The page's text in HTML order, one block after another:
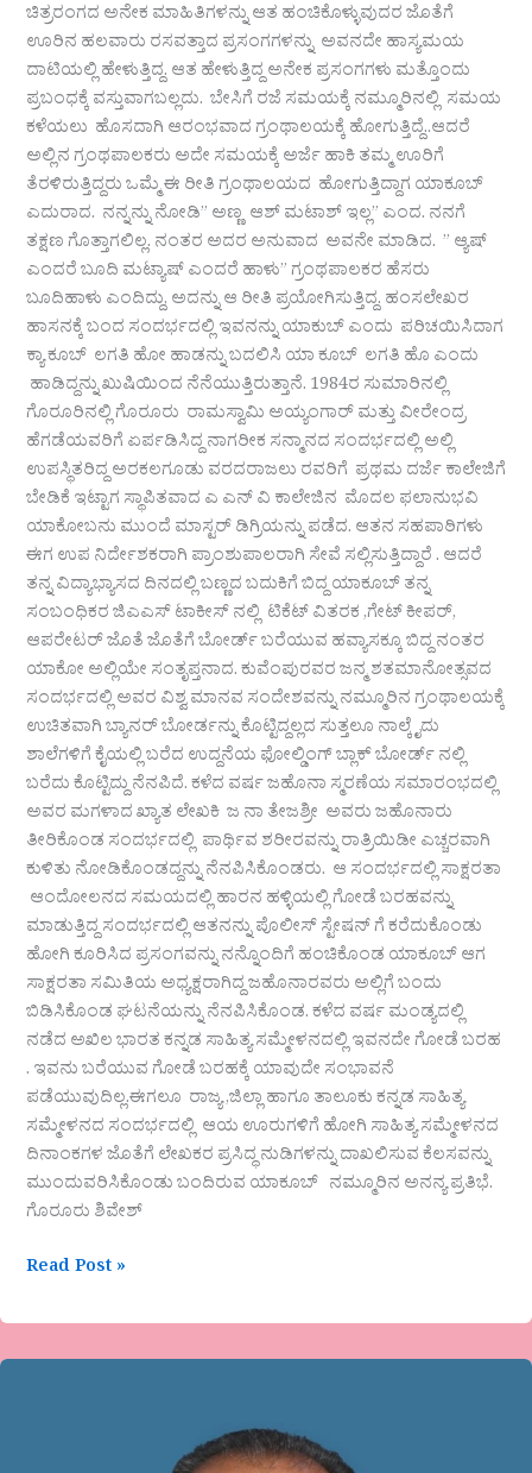
ಚಿತ್ರರಂಗದ ಅನೇಕ ಮಾಹಿತಿಗಳನ್ನು ಆತ ಹಂಚಿಕೊಳ್ಳುವುದರ ಜೊತೆಗೆ
ಊರಿನ ಹಲವಾರು ರಸವತ್ತಾದ ಪ್ರಸಂಗಗಳನ್ನು ಅವನದೇ ಹಾಸ್ಯಮಯ
ದಾಟಿಯಲ್ಲಿ ಹೇಳುತ್ತಿದ್ದ. ಆತ ಹೇಳುತ್ತಿದ್ದ ಅನೇಕ ಪ್ರಸಂಗಗಳು ಮತ್ತೊಂದು
ಪ್ರಬಂಧಕ್ಕೆ ವಸ್ತುವಾಗಬಲ್ಲದು. ಬೇಸಿಗೆ ರಜೆ ಸಮಯಕ್ಕೆ ನಮ್ಮೂರಿನಲ್ಲಿ ಸಮಯ
ಕಳೆಯಲು ಹೊಸದಾಗಿ ಆರಂಭವಾದ ಗ್ರಂಥಾಲಯಕ್ಕೆ ಹೋಗುತ್ತಿದ್ದೆ..ಆದರೆ
ಅಲ್ಲಿನ ಗ್ರಂಥಪಾಲಕರು ಅದೇ ಸಮಯಕ್ಕೆ ಅರ್ಜೆ ಹಾಕಿ ತಮ್ಮ ಊರಿಗೆ
ತೆರಳಿರುತ್ತಿದ್ದರು ಒಮ್ಮೆ ಈ ರೀತಿ ಗ್ರಂಥಾಲಯದ ಹೋಗುತ್ತಿದ್ದಾಗ ಯಾಕೂಬ್
ಎದುರಾದ. ನನ್ನನ್ನು ನೋಡಿ” ಅಣ್ಣ ಆಶ್ ಮಟಾಶ್ ಇಲ್ಲ” ಎಂದ. ನನಗೆ
ತಕ್ಷಣ ಗೊತ್ತಾಗಲಿಲ್ಲ. ನಂತರ ಅದರ ಅನುವಾದ ಅವನೇ ಮಾಡಿದ. ” ಆ್ಯಷ್
ಎಂದರೆ ಬೂದಿ ಮಟ್ಯಾಷ್ ಎಂದರೆ ಹಾಳು” ಗ್ರಂಥಪಾಲಕರ ಹೆಸರು
ಬೂದಿಹಾಳು ಎಂದಿದ್ದು, ಅದನ್ನು ಆ ರೀತಿ ಪ್ರಯೋಗಿಸುತ್ತಿದ್ದ. ಹಂಸಲೇಖರ
ಹಾಸನಕ್ಕೆ ಬಂದ ಸಂದರ್ಭದಲ್ಲಿ ಇವನನ್ನು ಯಾಕುಬ್ ಎಂದು ಪರಿಚಯಿಸಿದಾಗ
ಕ್ಯಾ ಕೂಬ್ ಲಗತಿ ಹೋ ಹಾಡನ್ನು ಬದಲಿಸಿ ಯಾ ಕೂಬ್ ಲಗತಿ ಹೊ ಎಂದು
ಹಾಡಿದ್ದನ್ನು ಖುಷಿಯಿಂದ ನೆನೆಯುತ್ತಿರುತ್ತಾನೆ. 1984ರ ಸುಮಾರಿನಲ್ಲಿ
ಗೊರೂರಿನಲ್ಲಿ ಗೊರೂರು ರಾಮಸ್ವಾಮಿ ಅಯ್ಯಂಗಾರ್ ಮತ್ತು ವೀರೇಂದ್ರ
ಹೆಗಡೆಯವರಿಗೆ ಏರ್ಪಡಿಸಿದ್ದ ನಾಗರೀಕ ಸನ್ಮಾನದ ಸಂದರ್ಭದಲ್ಲಿ ಅಲ್ಲಿ
ಉಪಸ್ಥಿತರಿದ್ದ ಅರಕಲಗೂಡು ವರದರಾಜಲು ರವರಿಗೆ ಪ್ರಥಮ ದರ್ಜೆ ಕಾಲೇಜಿಗೆ
ಬೇಡಿಕೆ ಇಟ್ಟಾಗ ಸ್ಥಾಪಿತವಾದ ಎ ಎನ್ ವಿ ಕಾಲೇಜಿನ ಮೊದಲ ಫಲಾನುಭವಿ
ಯಾಕೋಬನು ಮುಂದೆ ಮಾಸ್ಟರ್ ಡಿಗ್ರಿಯನ್ನು ಪಡೆದ. ಆತನ ಸಹಪಾಠಿಗಳು
ಈಗ ಉಪ ನಿರ್ದೇಶಕರಾಗಿ ಪ್ರಾಂಶುಪಾಲರಾಗಿ ಸೇವೆ ಸಲ್ಲಿಸುತ್ತಿದ್ದಾರೆ . ಆದರೆ
ತನ್ನ ವಿದ್ಯಾಭ್ಯಾಸದ ದಿನದಲ್ಲಿ ಬಣ್ಣದ ಬದುಕಿಗೆ ಬಿದ್ದ ಯಾಕೂಬ್ ತನ್ನ
ಸಂಬಂಧಿಕರ ಜಿಎಎಸ್ ಟಾಕೀಸ್ ನಲ್ಲಿ ಟಿಕೆಟ್ ವಿತರಕ ,ಗೇಟ್ ಕೀಪರ್,
ಆಪರೇಟರ್ ಜೊತೆ ಜೊತೆಗೆ ಬೋರ್ಡ್ ಬರೆಯುವ ಹವ್ಯಾಸಕ್ಕೂ ಬಿದ್ದ ನಂತರ
ಯಾಕೋ ಅಲ್ಲಿಯೇ ಸಂತೃಪ್ತನಾದ. ಕುವೆಂಪುರವರ ಜನ್ಮ ಶತಮಾನೋತ್ಸವದ
ಸಂದರ್ಭದಲ್ಲಿ ಅವರ ವಿಶ್ವ ಮಾನವ ಸಂದೇಶವನ್ನು ನಮ್ಮೂರಿನ ಗ್ರಂಥಾಲಯಕ್ಕೆ
ಉಚಿತವಾಗಿ ಬ್ಯಾನರ್ ಬೋರ್ಡನ್ನು ಕೊಟ್ಟಿದ್ದಲ್ಲದ ಸುತ್ತಲೂ ನಾಲ್ಕೈದು
ಶಾಲೆಗಳಿಗೆ ಕೈಯಲ್ಲಿ ಬರೆದ ಉದ್ದನೆಯ ಫೋಲ್ಡಿಂಗ್ ಬ್ಲಾಕ್ ಬೋರ್ಡ್ ನಲ್ಲಿ
ಬರೆದು ಕೊಟ್ಟಿದ್ದು ನೆನಪಿದೆ. ಕಳೆದ ವರ್ಷ ಜಹೊನಾ ಸ್ಮರಣೆಯ ಸಮಾರಂಭದಲ್ಲಿ
ಅವರ ಮಗಳಾದ ಖ್ಯಾತ ಲೇಖಕಿ ಜ ನಾ ತೇಜಶ್ರೀ ಅವರು ಜಹೊನಾರು
ತೀರಿಕೊಂಡ ಸಂದರ್ಭದಲ್ಲಿ ಪಾರ್ಥಿವ ಶರೀರವನ್ನು ರಾತ್ರಿಯಿಡೀ ಎಚ್ಚರವಾಗಿ
ಕುಳಿತು ನೋಡಿಕೊಂಡದ್ದನ್ನು ನೆನಪಿಸಿಕೊಂಡರು. ಆ ಸಂದರ್ಭದಲ್ಲಿ ಸಾಕ್ಷರತಾ
ಆಂದೋಲನದ ಸಮಯದಲ್ಲಿ ಹಾರನ ಹಳ್ಳಿಯಲ್ಲಿ ಗೋಡೆ ಬರಹವನ್ನು
ಮಾಡುತ್ತಿದ್ದ ಸಂದರ್ಭದಲ್ಲಿ ಆತನನ್ನು ಪೊಲೀಸ್ ಸ್ಟೇಷನ್ ಗೆ ಕರೆದುಕೊಂಡು
ಹೋಗಿ ಕೂರಿಸಿದ ಪ್ರಸಂಗವನ್ನು ನನ್ನೊಂದಿಗೆ ಹಂಚಿಕೊಂಡ ಯಾಕೂಬ್ ಆಗ
ಸಾಕ್ಷರತಾ ಸಮಿತಿಯ ಅಧ್ಯಕ್ಷರಾಗಿದ್ದ ಜಹೊನಾರವರು ಅಲ್ಲಿಗೆ ಬಂದು
ಬಿಡಿಸಿಕೊಂಡ ಘಟನೆಯನ್ನು ನೆನಪಿಸಿಕೊಂಡ. ಕಳೆದ ವರ್ಷ ಮಂಡ್ಯದಲ್ಲಿ
ನಡೆದ ಅಖಿಲ ಭಾರತ ಕನ್ನಡ ಸಾಹಿತ್ಯ ಸಮ್ಮೇಳನದಲ್ಲಿ ಇವನದೇ ಗೋಡೆ ಬರಹ
. ಇವನು ಬರೆಯುವ ಗೋಡೆ ಬರಹಕ್ಕೆ ಯಾವುದೇ ಸಂಭಾವನೆ
ಪಡೆಯುವುದಿಲ್ಲ.ಈಗಲೂ ರಾಜ್ಯ ,ಜಿಲ್ಲಾ ಹಾಗೂ ತಾಲೂಕು ಕನ್ನಡ ಸಾಹಿತ್ಯ
ಸಮ್ಮೇಳನದ ಸಂದರ್ಭದಲ್ಲಿ ಆಯ ಊರುಗಳಿಗೆ ಹೋಗಿ ಸಾಹಿತ್ಯ ಸಮ್ಮೇಳನದ
ದಿನಾಂಕಗಳ ಜೊತೆಗೆ ಲೇಖಕರ ಪ್ರಸಿದ್ಧ ನುಡಿಗಳನ್ನು ದಾಖಲಿಸುವ ಕೆಲಸವನ್ನು
ಮುಂದುವರಿಸಿಕೊಂಡು ಬಂದಿರುವ ಯಾಕೂಬ್ ನಮ್ಮೂರಿನ ಅನನ್ಯ ಪ್ರತಿಭೆ.
ಗೊರೂರು ಶಿವೇಶ್
Read Post »